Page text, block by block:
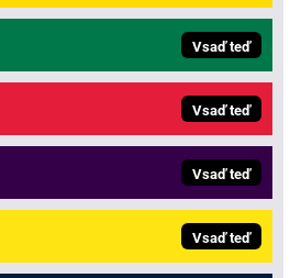
Vsaď teď
Vsaď teď
Vsaď teď
Vsaď teď